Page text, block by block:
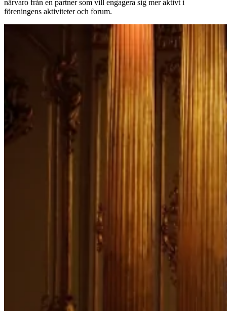
närvaro från en partnersom vill engagera sig mer aktivt i
föreningens aktiviteteroch forum.